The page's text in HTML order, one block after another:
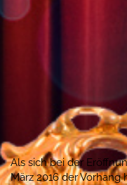
Als sich bei der
März 2016 der